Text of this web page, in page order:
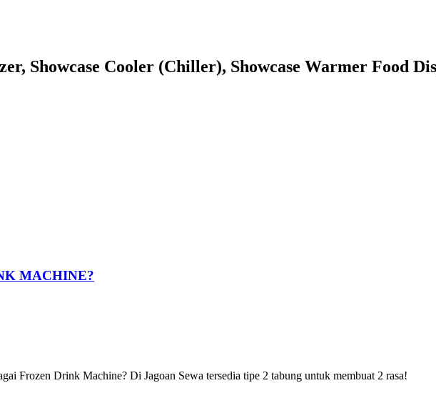
Showcase Cooler (Chiller), Showcase Warmer Food
MACHINE?
Frozen Drink Machine? Di Jagoan Sewa tersedia tipe 2 tabung untuk membuat 2 rasa!